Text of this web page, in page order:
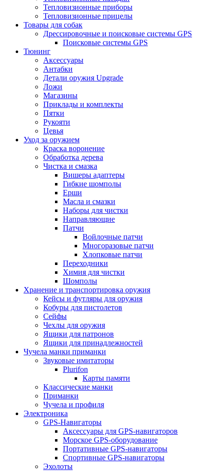
Тепловизионные приборы
Тепловизионные прицелы
Товары для собак
Дрессировочные и поисковые системы GPS
Поисковые системы GPS
Тюнинг
Аксессуары
Антабки
Детали оружия Upgrade
Ложи
Магазины
Приклады и комплекты
Пятки
Рукояти
Цевья
Уход за оружием
Краска воронение
Обработка дерева
Чистка и смазка
Вишеры адаптеры
Гибкие шомполы
Ерши
Масла и смазки
Наборы для чистки
Направляющие
Патчи
Войлочные патчи
Многоразовые патчи
Хлопковые патчи
Переходники
Химия для чистки
Шомполы
Хранение и транспортировка оружия
Кейсы и футляры для оружия
Кобуры для пистолетов
Сейфы
Чехлы для оружия
Ящики для патронов
Ящики для принадлежностей
Чучела манки приманки
Звуковые имитаторы
Plurifon
Карты памяти
Классические манки
Приманки
Чучела и профиля
Электроника
GPS-Навигаторы
Аксессуары для GPS-навигаторов
Морское GPS-оборудование
Портативные GPS-навигаторы
Спортивные GPS-навигаторы
Эхолоты